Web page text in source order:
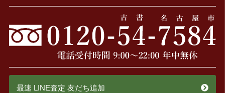
最速 LINE査定 友だち追加